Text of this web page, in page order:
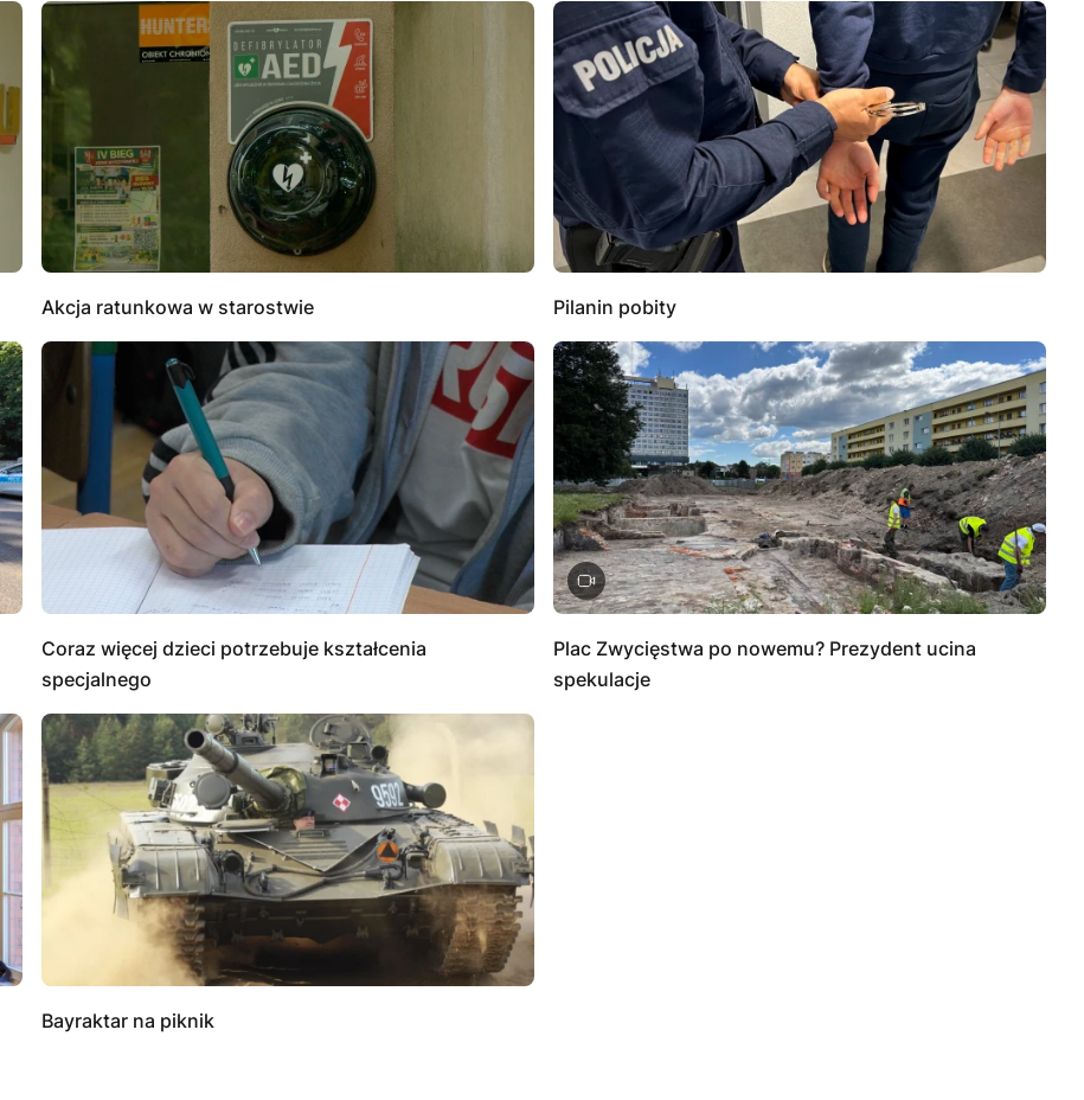
Akcja ratunkowa w starostwie Pilanin pobity
Coraz więcej dzieci potrzebuje kształcenia
specjalnego
Plac Zwycięstwa po nowemu? Prezydent ucina
spekulacje
Bayraktar na piknik